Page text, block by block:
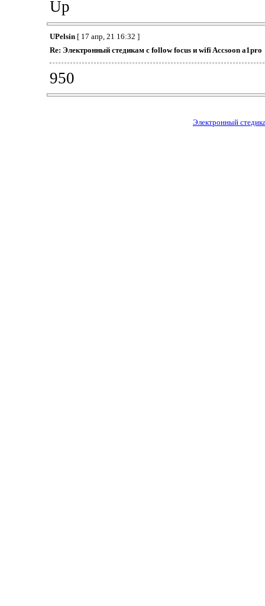
Up
UPelsin[ 17 апр, 21 16:32 ]
Re: Электронный стедикам с follow focus и wifi Accsoon a1pro
950
Электронный